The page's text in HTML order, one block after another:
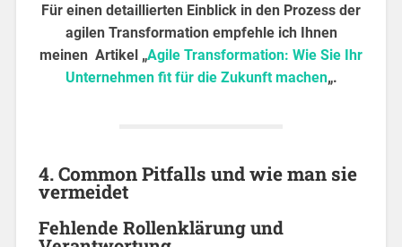
Für einen detaillierten Einblick in den Prozess der
agilen Transformation empfehle ich Ihnen
meinen Artikel „Agile Transformation: Wie Sie Ihr
Unternehmen fit für die Zukunft machen„.
4. Common Pitfalls und wie man sie
vermeidet
Fehlende Rollenklärung und